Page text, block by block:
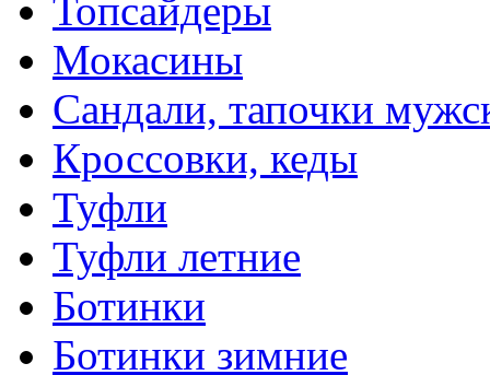
Топсайдеры
Мокасины
Сандали, тапочки
Кроссовки, кеды
Туфли
Туфли летние
Ботинки
Ботинки зимние